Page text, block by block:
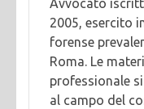
Avvocato
2005, esercito
forense
Roma. Le
professionale
al campo del